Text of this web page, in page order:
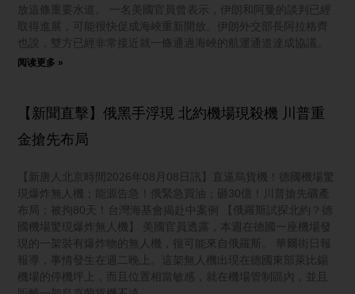
放這條重要水道。 一名美國官員曾表示，伊朗和阿曼的談判已經
取得進展，可能很快促成海峽重新開放。伊朗外交部長阿拉格齊
也說，雙方已經非常接近就一條通過海峽的航運通道達成協議。
阅读更多 »
【新聞直擊】俄黑手浮現 北約機場現殺機 川普重
金搶先布局
【新唐人北京時間2026年08月08日訊】直逼烏貨機！德國機場驚
現爆炸無人機；能源告急！俄緊急買油；砸30億！川普搶先礦產
布局；被拘80天！台灣海基會揭赴中案例 【俄羅斯試探北約？德
國機場驚現爆炸無人機】 美國官員透露，本週在德國一座機場發
現的一架裝有爆炸物的無人機，很可能來自俄羅斯。 華爾街日報
報導，事情發生在週二晚上。這架無人機出現在德國東部萊比錫
機場的停機坪上，而且位置相當敏感，就在機場管制區內，並且